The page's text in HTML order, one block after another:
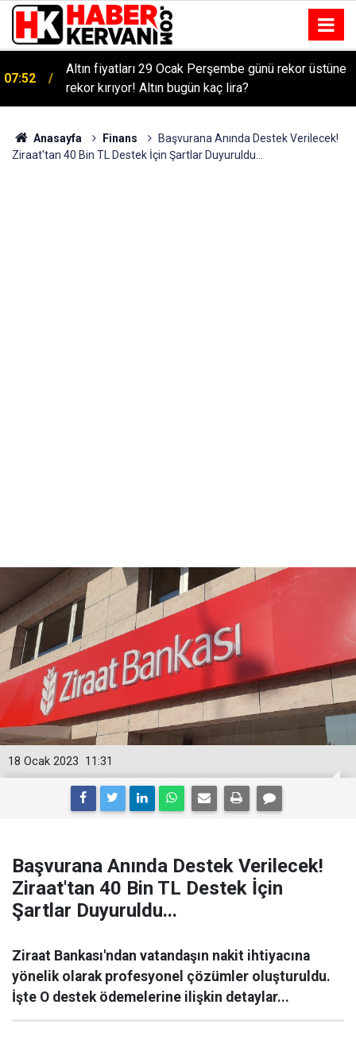
07:52
Altın fiyatları 29 Ocak Perşembe günü rekor üstüne
rekor kırıyor! Altın bugün kaç lira?
Anasayfa Finans
Başvurana Anında Destek Verilecek!
Ziraat'tan 40 Bin TL Destek İçin Şartlar Duyuruldu...
11:31
18 Ocak 2023
Başvurana Anında Destek Verilecek!
Ziraat'tan 40 Bin TL Destek İçin
Şartlar Duyuruldu...
Ziraat Bankası'ndan vatandaşın nakit ihtiyacına
yönelik olarak profesyonel çözümler oluşturuldu.
İşte O destek ödemelerine ilişkin detaylar...